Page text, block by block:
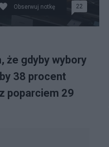
Obserwuj notkę 22
że gdyby wybory
38 procent
poparciem 29